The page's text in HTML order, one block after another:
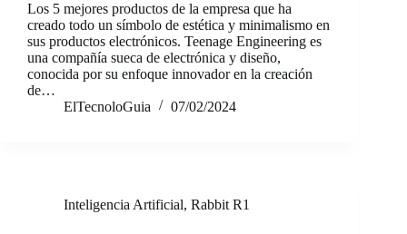
Los 5 mejores productos de la empresa que ha
creado todo un símbolo de estética y minimalismo en
sus productos electrónicos. Teenage Engineering es
una compañía sueca de electrónica y diseño,
conocida por su enfoque innovador en la creación
de…
ElTecnoloGuia
07/02/2024
Inteligencia Artificial, Rabbit R1